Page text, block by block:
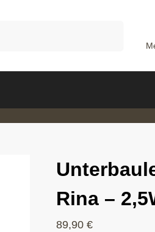
Rina –
89,90€